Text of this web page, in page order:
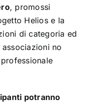
, promossi
Helios e la
di categoria ed
no
potranno